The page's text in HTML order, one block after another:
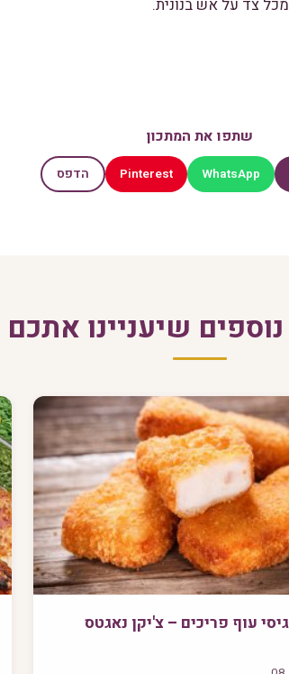
שתפו את המתכון
WhatsApp
Pinterest הדפס
שיעניינו אתכם
עוף פריכים – צ'יקן נאגטס